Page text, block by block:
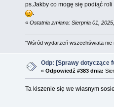
ps.Jakby co mogę się podiąć
.
« Ostatnia zmiana: Sierpnia 01,
"Wśród wydarzeń wszechświata nie
Odp: [Sprawy dotyczące
« Odpowiedź #383 dnia:
Ta kiszenie się we własnym